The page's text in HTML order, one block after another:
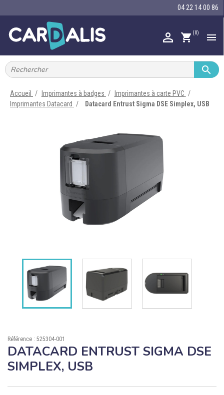
04 22 14 00 86
 shopping_cart (0) 
IMPRIMANTES À BADGES 
CARTE ET BADGE 
DÉSTOCKAGE
Compte client
Blog

Accueil Imprimantes à badges
Imprimantes à carte PVC
Imprimantes Datacard
Datacard Entrust Sigma DSE Simplex, USB
Référence : 525304-001
DATACARD ENTRUST SIGMA DSE
SIMPLEX, USB